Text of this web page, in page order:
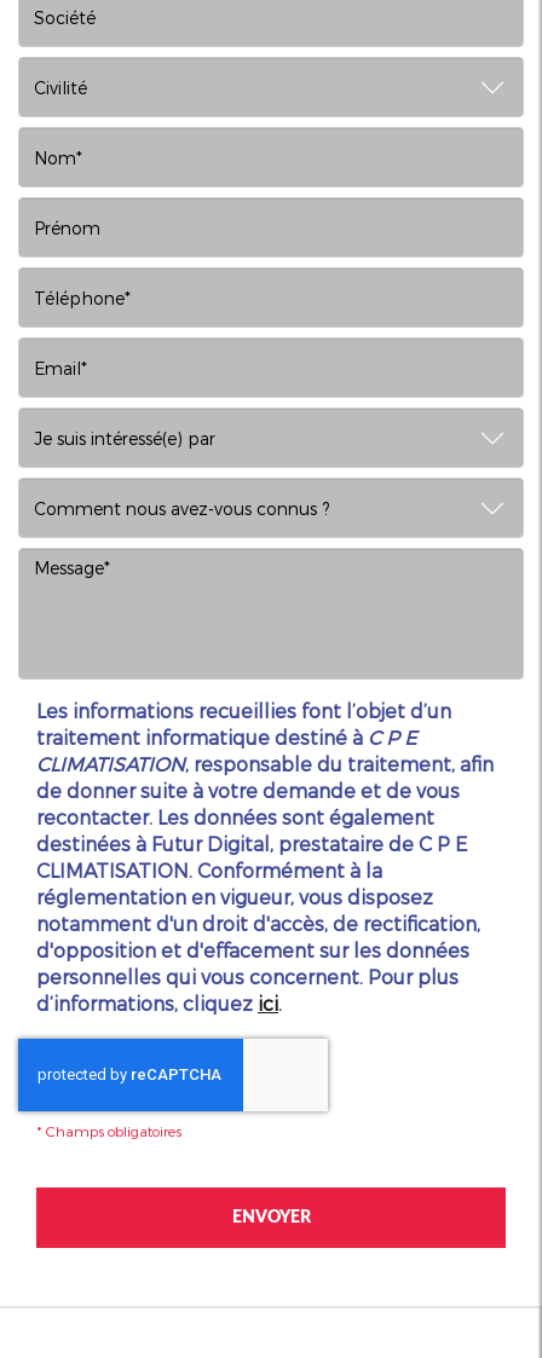
Les informations recueillies font l’objet d’un
traitement informatique destiné à C P E
CLIMATISATION, responsable du traitement, afin
de donner suite à votre demande et de vous
recontacter. Les données sont également
destinées à Futur Digital, prestataire de C P E
CLIMATISATION. Conformément à la
réglementation en vigueur, vous disposez
notamment d'un droit d'accès, de rectification,
d'opposition et d'effacement sur les données
personnelles qui vous concernent. Pour plus
d’informations, cliquez ici.
* Champs obligatoires